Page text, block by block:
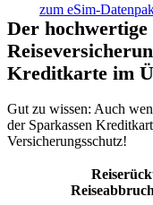
zum eSim-
Der
Kreditkarte im
Gut zu wissen: Auch
der Sparkassen
Versicherungsschutz!